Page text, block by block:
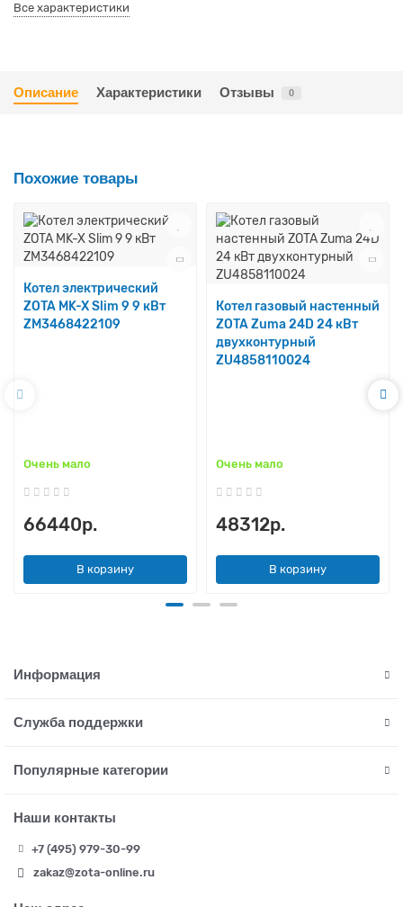
Все характеристики
Описание Характеристики Отзывы 0
Похожие товары
Котел электрический
ZOTA MK-X Slim 9 9 кВт
ZM3468422109
Очень мало
66440р.
В корзину
Котел газовый настенный
ZOTA Zuma 24D 24 кВт
двухконтурный
ZU4858110024
Очень мало
48312р.
В корзину
Информация
Служба поддержки
Популярные категории
Наши контакты
+7 (495) 979-30-99
zakaz@zota-online.ru